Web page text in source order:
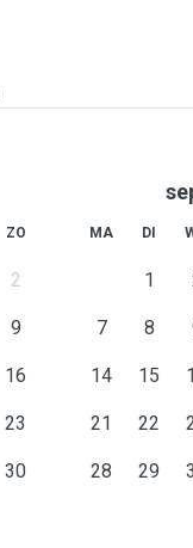
ZO
2
9
16
23
30
MA DI
1
7 8
14 15
21 22
28 29